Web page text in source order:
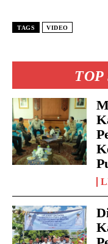
TAGS VIDEO